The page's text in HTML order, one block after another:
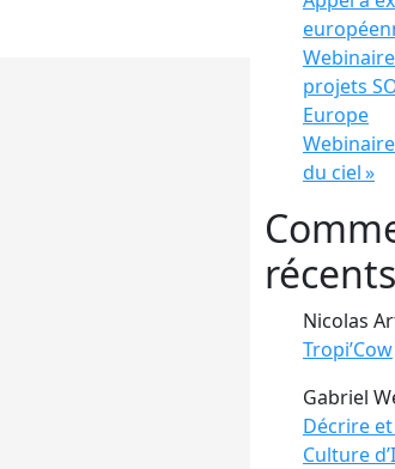
projets
Europe
du ciel »
récents
Nicolas
Tropi’Cow
Gabriel
Décrire
Culture